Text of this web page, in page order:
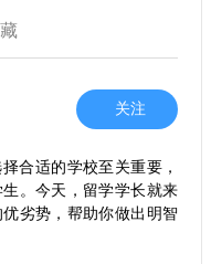
多企业仍然对这方面的
和课程设置都不错，适
学在国内外的知名度更
意，近畿大学的校园环
而大阪大学则是较为分
关注
合适的学校至关重要，
。今天，留学学长就来
优劣势，帮助你做出明智